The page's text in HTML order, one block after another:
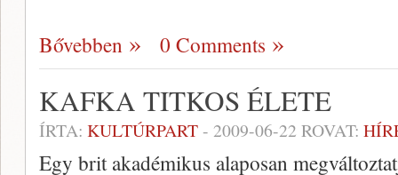
Bővebben 0 Comments
KAFKA TITKOS ÉLETE
ÍRTA: KULTÚRPART- 2009-06-22 ROVAT:
Egy brit akadémikus alaposan